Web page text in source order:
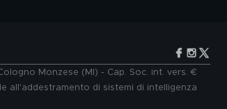
Monzese (MI) - Cap. Soc. int. vers. €
all'addestramento di sistemi di intelligenza